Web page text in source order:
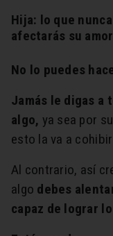
Hija: lo que
afectarás su
No lo puedes
Jamás le digas a
algo, ya sea por
esto la va a
Al contrario, así
algo debes
capaz de lograr